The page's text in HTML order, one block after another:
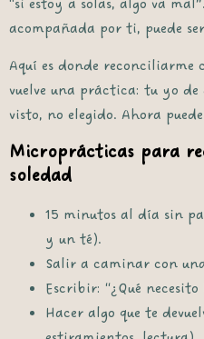
acompañada por ti, puede
Aquí es donde reconciliarme
vuelve una práctica: tu yo de
visto, no elegido. Ahora
Microprácticas para
soledad
15 minutos al día sin
y un té).
Salir a caminar con
Escribir: “¿Qué
Hacer algo que te